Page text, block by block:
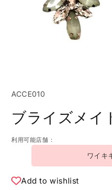
ル
メ
デ
ア
く
SKU:
ACCE010
ブライズメイ
利用可能店舗：
ワイキ
Add to wishlist